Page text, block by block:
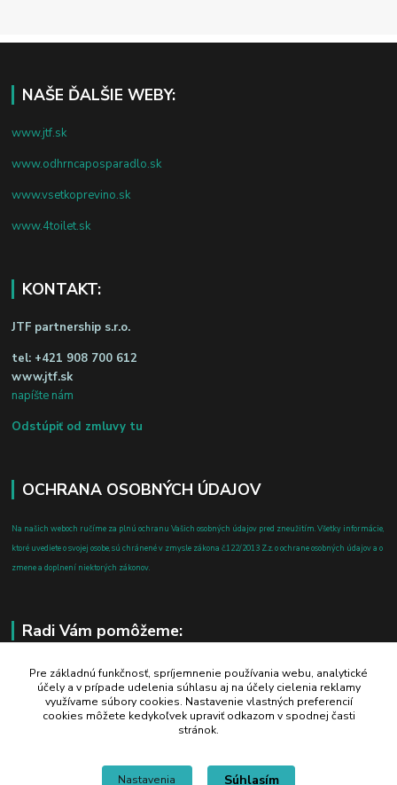
NAŠE ĎALŠIE WEBY:
www.jtf.sk
www.odhrncaposparadlo.sk
www.vsetkoprevino.sk
www.4toilet.sk
KONTAKT:
JTF partnership s.r.o.
tel: +421 908 700 612
www.jtf.sk
napíšte nám
Odstúpiť od zmluvy tu
OCHRANA OSOBNÝCH ÚDAJOV
Na našich weboch ručíme za plnú ochranu Vašich osobných údajov pred zneužitím. Všetky informácie,
ktoré uvediete o svojej osobe, sú chránené v zmysle zákona č.122/2013 Z.z. o ochrane osobných údajov a o
zmene a doplnení niektorých zákonov.
Radi Vám pomôžeme:
+421 908 700 612
po-pia: 8.00 - 16.00
business@jtf.sk
Pre základnú funkčnosť, spríjemnenie používania webu, analytické
účely a v prípade udelenia súhlasu aj na účely cielenia reklamy
využívame súbory cookies. Nastavenie vlastných preferencií
cookies môžete kedykoľvek upraviť odkazom v spodnej časti
stránok.
Nastavenia Súhlasím